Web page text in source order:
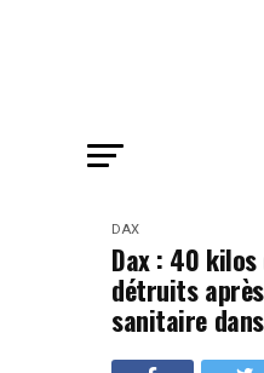
DAX
Dax : 40
détruits
sanitaire